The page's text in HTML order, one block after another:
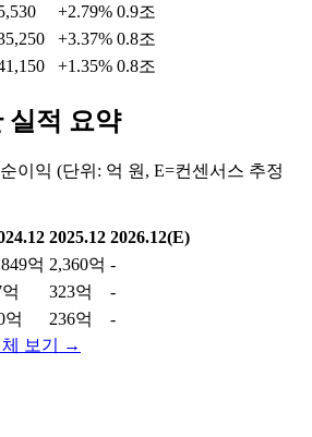
+2.79% 0.9조
+3.37% 0.8조
+1.35% 0.8조
실적 요약
이익 (단위: 억 원, E=컨센서스 추정
2025.12 2026.12(E)
억 2,360억 -
323억
-
억 236억
-
보기 →